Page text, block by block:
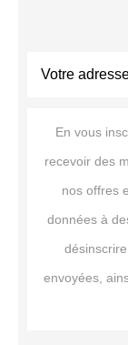
En vous
recevoir des
nos offres
données à
envoyées,